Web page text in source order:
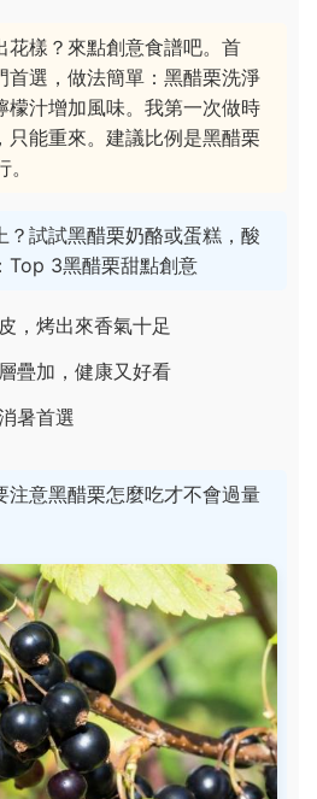
花樣？來點創意食譜吧。首
首選，做法簡單：黑醋栗洗淨
檬汁增加風味。我第一次做時
只能重來。建議比例是黑醋栗
？試試黑醋栗奶酪或蛋糕，酸
Top 3黑醋栗甜點創意
，烤出來香氣十足
疊加，健康又好看
暑首選
注意黑醋栗怎麼吃才不會過量